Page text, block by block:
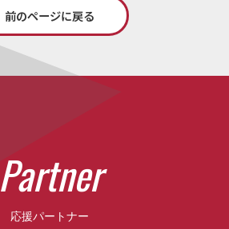
前のページに戻る
Partner
応援パートナー